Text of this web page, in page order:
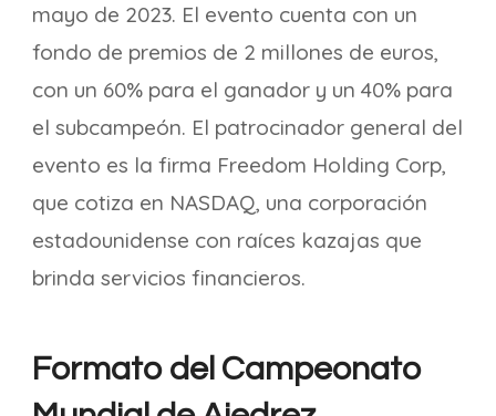
mayo de 2023. El evento cuenta con un
fondo de premios de 2 millones de euros,
con un 60% para el ganador y un 40% para
el subcampeón. El patrocinador general del
evento es la firma Freedom Holding Corp,
que cotiza en NASDAQ, una corporación
estadounidense con raíces kazajas que
brinda servicios financieros.
Formato del Campeonato